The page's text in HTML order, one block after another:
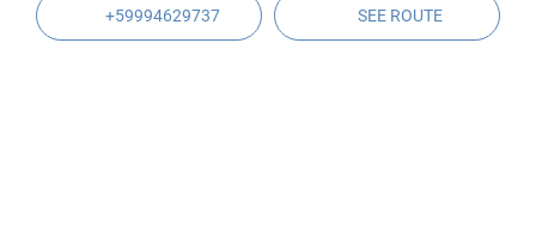
+59994629737 SEE ROUTE